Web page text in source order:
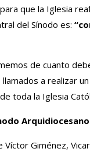
que la Iglesia
del Sínodo es:
de cuanto
a realizar
toda la Iglesia
Arquidiocesano
Giménez,